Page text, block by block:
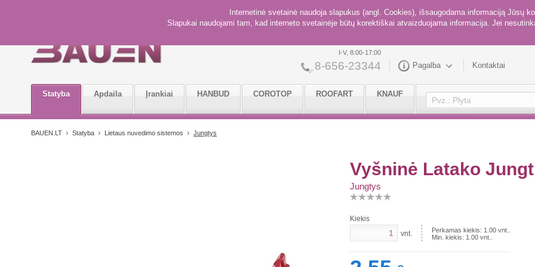
Internetinė svetainė naudoja slapukus (angl. Cookies), išsaugodama informaciją Jūsų
Slapukai naudojami tam, kad interneto svetainėje būtų korektiškai atvaizduojama informacija. Jei
I-V, 8:00-17:00
8-656-23344 Pagalba Kontaktai
Statyba Apdaila Įrankiai HANBUD COROTOP ROOFART KNAUF
BAUEN.LT Statyba Lietaus nuvedimo sistemos Jungtys
Vyšninė Latako
Jungtys
Kiekis
vnt.
Perkamas kiekis: 1.00 vnt..
Min. kiekis: 1.00 vnt..